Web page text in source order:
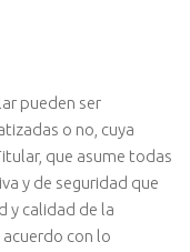
pueden ser
o no, cuya
que asume todas
y de seguridad que
y calidad de la
con lo